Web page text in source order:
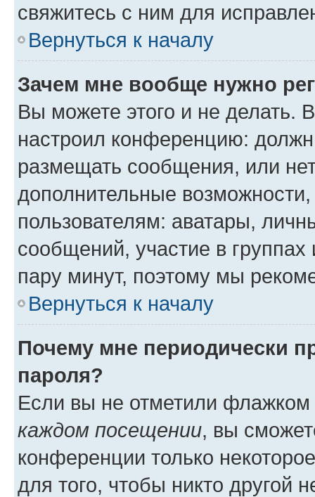
свяжитесь с ним для
Вернуться к началу
Зачем мне вообще нужно
Вы можете этого и не делать.
настроил конференцию:
размещать сообщения, или
дополнительные
пользователям: аватары,
сообщений, участие в группах
пару минут, поэтому мы
Вернуться к началу
Почему мне периодически
пароля?
Если вы не отметили флажком
каждом посещении, вы
конференции только
для того, чтобы никто другой